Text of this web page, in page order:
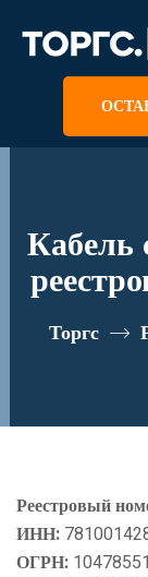
Торгс
Реестровый
ИНН:
ОГРН: